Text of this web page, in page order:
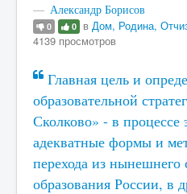
Александр Борисов
0 0 в Дом, Родина,
4139 просмотров
Главная цель и
образовательной
Сколково» - в процессе
адекватные формы и
перехода из нынешнего
образования России, в